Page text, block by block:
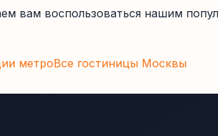
вам воспользоваться нашим
метроВсе гостиницы Москвы